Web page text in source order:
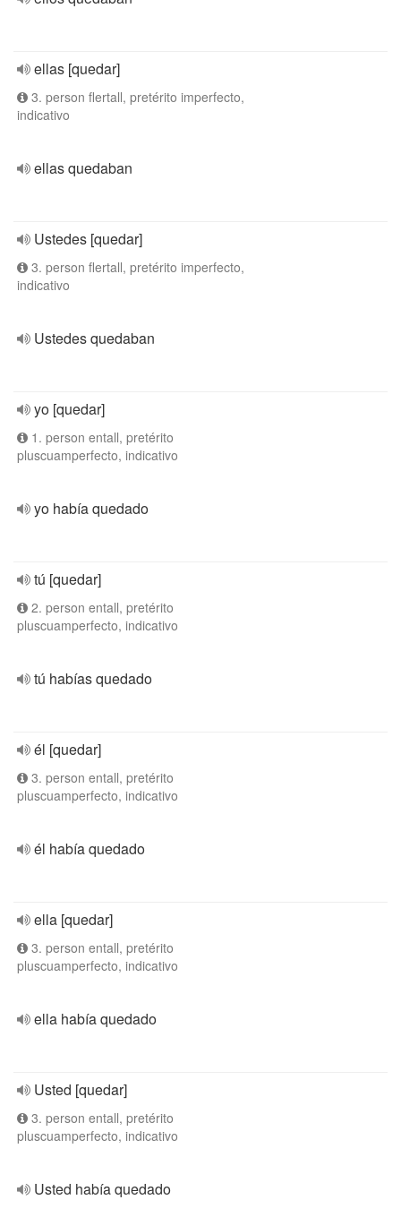
ellas [quedar]
3. person flertall, pretérito imperfecto,
indicativo
ellas quedaban
Ustedes [quedar]
3. person flertall, pretérito imperfecto,
indicativo
Ustedes quedaban
yo [quedar]
1. person entall, pretérito
pluscuamperfecto, indicativo
yo había quedado
tú [quedar]
2. person entall, pretérito
pluscuamperfecto, indicativo
tú habías quedado
él [quedar]
3. person entall, pretérito
pluscuamperfecto, indicativo
él había quedado
ella [quedar]
3. person entall, pretérito
pluscuamperfecto, indicativo
ella había quedado
Usted [quedar]
3. person entall, pretérito
pluscuamperfecto, indicativo
Usted había quedado